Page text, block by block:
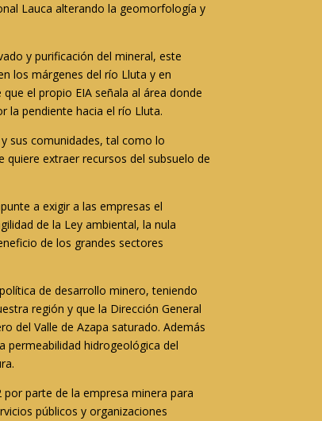
Lauca alterando la geomorfología y
y purificación del mineral, este
los márgenes del río Lluta y en
el propio EIA señala al área donde
la pendiente hacia el río Lluta.
sus comunidades, tal como lo
extraer recursos del subsuelo de
a exigir a las empresas el
de la Ley ambiental, la nula
de los grandes sectores
de desarrollo minero, teniendo
región y que la Dirección General
del Valle de Azapa saturado. Además
permeabilidad hidrogeológica del
parte de la empresa minera para
públicos y organizaciones